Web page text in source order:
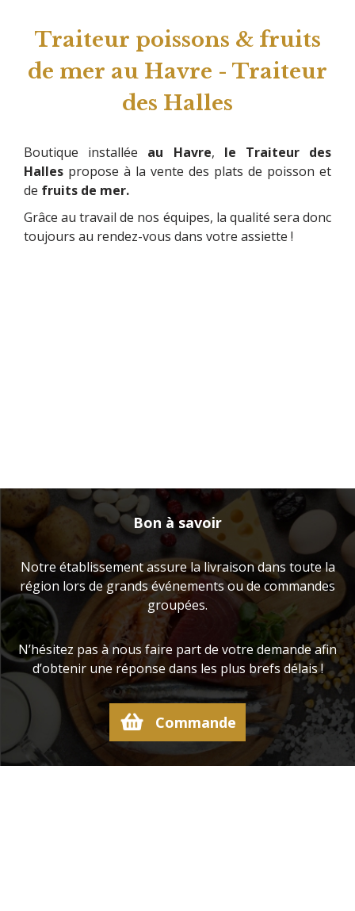
Traiteur poissons & fruits
de mer au Havre - Traiteur
des Halles
Boutique installée au Havre, le Traiteur des
Halles propose à la vente des plats de poisson et
de fruits de mer.
Grâce au travail de nos équipes, la qualité sera donc
toujours au rendez-vous dans votre assiette !
Bon à savoir
Notre établissement assure la livraison dans toute la
région lors de grands événements ou de commandes
groupées.
N’hésitez pas à nous faire part de votre demande afin
d’obtenir une réponse dans les plus brefs délais !
Commande